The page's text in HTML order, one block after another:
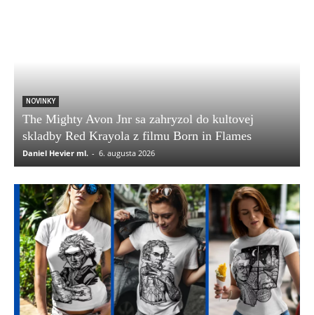
NOVINKY
The Mighty Avon Jnr sa zahryzol do kultovej
skladby Red Krayola z filmu Born in Flames
Daniel Hevier ml. - 6. augusta 2026